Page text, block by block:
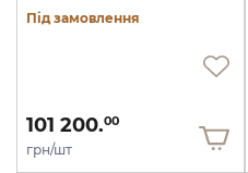
Під замовлення
101 200.00
грн/шт